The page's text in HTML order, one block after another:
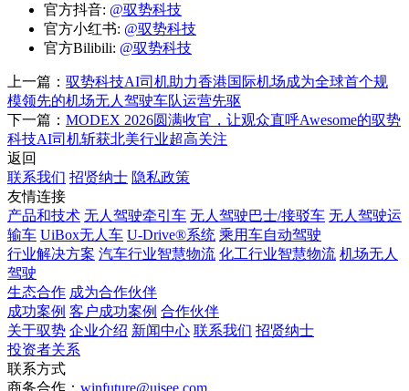
官方抖音: @驭势科技
官方小红书: @驭势科技
官方Bilibili: @驭势科技
上一篇： 驭势科技AI司机助力香港国际机场成为全球首个规
模领先的机场无人驾驶车队运营先驱
下一篇： MODEX 2026圆满收官，让观众直呼Awesome的驭势
科技AI司机斩获北美行业超高关注
返回
联系我们 招贤纳士 隐私政策
友情连接
产品和技术 无人驾驶牵引车 无人驾驶巴士/接驳车 无人驾驶运
输车 UiBox无人车 U-Drive®系统 乘用车自动驾驶
行业解决方案 汽车行业智慧物流 化工行业智慧物流 机场无人
驾驶
生态合作 成为合作伙伴
成功案例 客户成功案例 合作伙伴
关于驭势 企业介绍 新闻中心 联系我们 招贤纳士
投资者关系
联系方式
商务合作： winfuture@uisee.com